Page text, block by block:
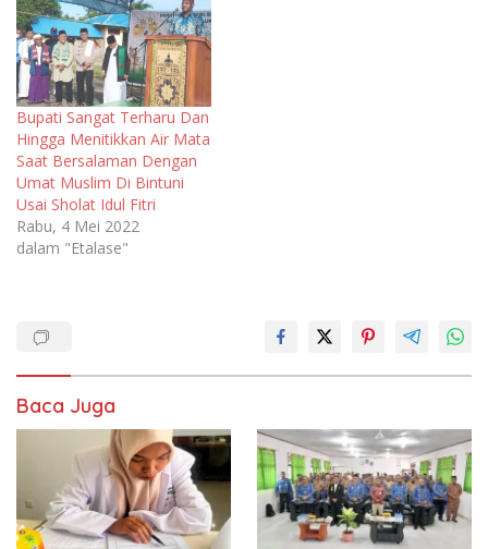
Bupati Sangat Terharu Dan
Hingga Menitikkan Air Mata
Saat Bersalaman Dengan
Umat Muslim Di Bintuni
Usai Sholat Idul Fitri
Rabu, 4 Mei 2022
dalam "Etalase"
Baca Juga